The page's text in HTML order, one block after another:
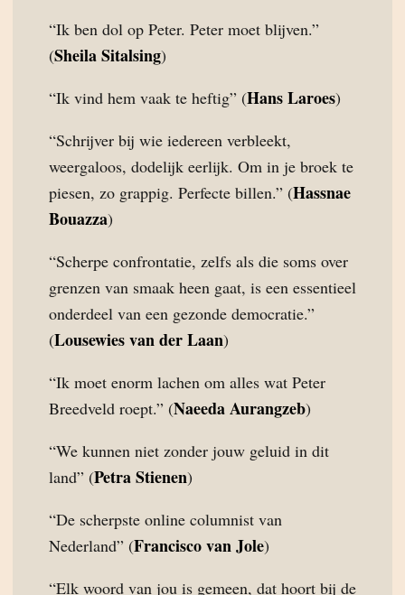
“Ik ben dol op Peter. Peter moet blijven.”
(Sheila Sitalsing)
“Ik vind hem vaak te heftig” (Hans Laroes)
“Schrijver bij wie iedereen verbleekt,
weergaloos, dodelijk eerlijk. Om in je broek te
piesen, zo grappig. Perfecte billen.” (Hassnae
Bouazza)
“Scherpe confrontatie, zelfs als die soms over
grenzen van smaak heen gaat, is een essentieel
onderdeel van een gezonde democratie.”
(Lousewies van der Laan)
“Ik moet enorm lachen om alles wat Peter
Breedveld roept.” (Naeeda Aurangzeb)
“We kunnen niet zonder jouw geluid in dit
land” (Petra Stienen)
“De scherpste online columnist van
Nederland” (Francisco van Jole)
“Elk woord van jou is gemeen, dat hoort bij de